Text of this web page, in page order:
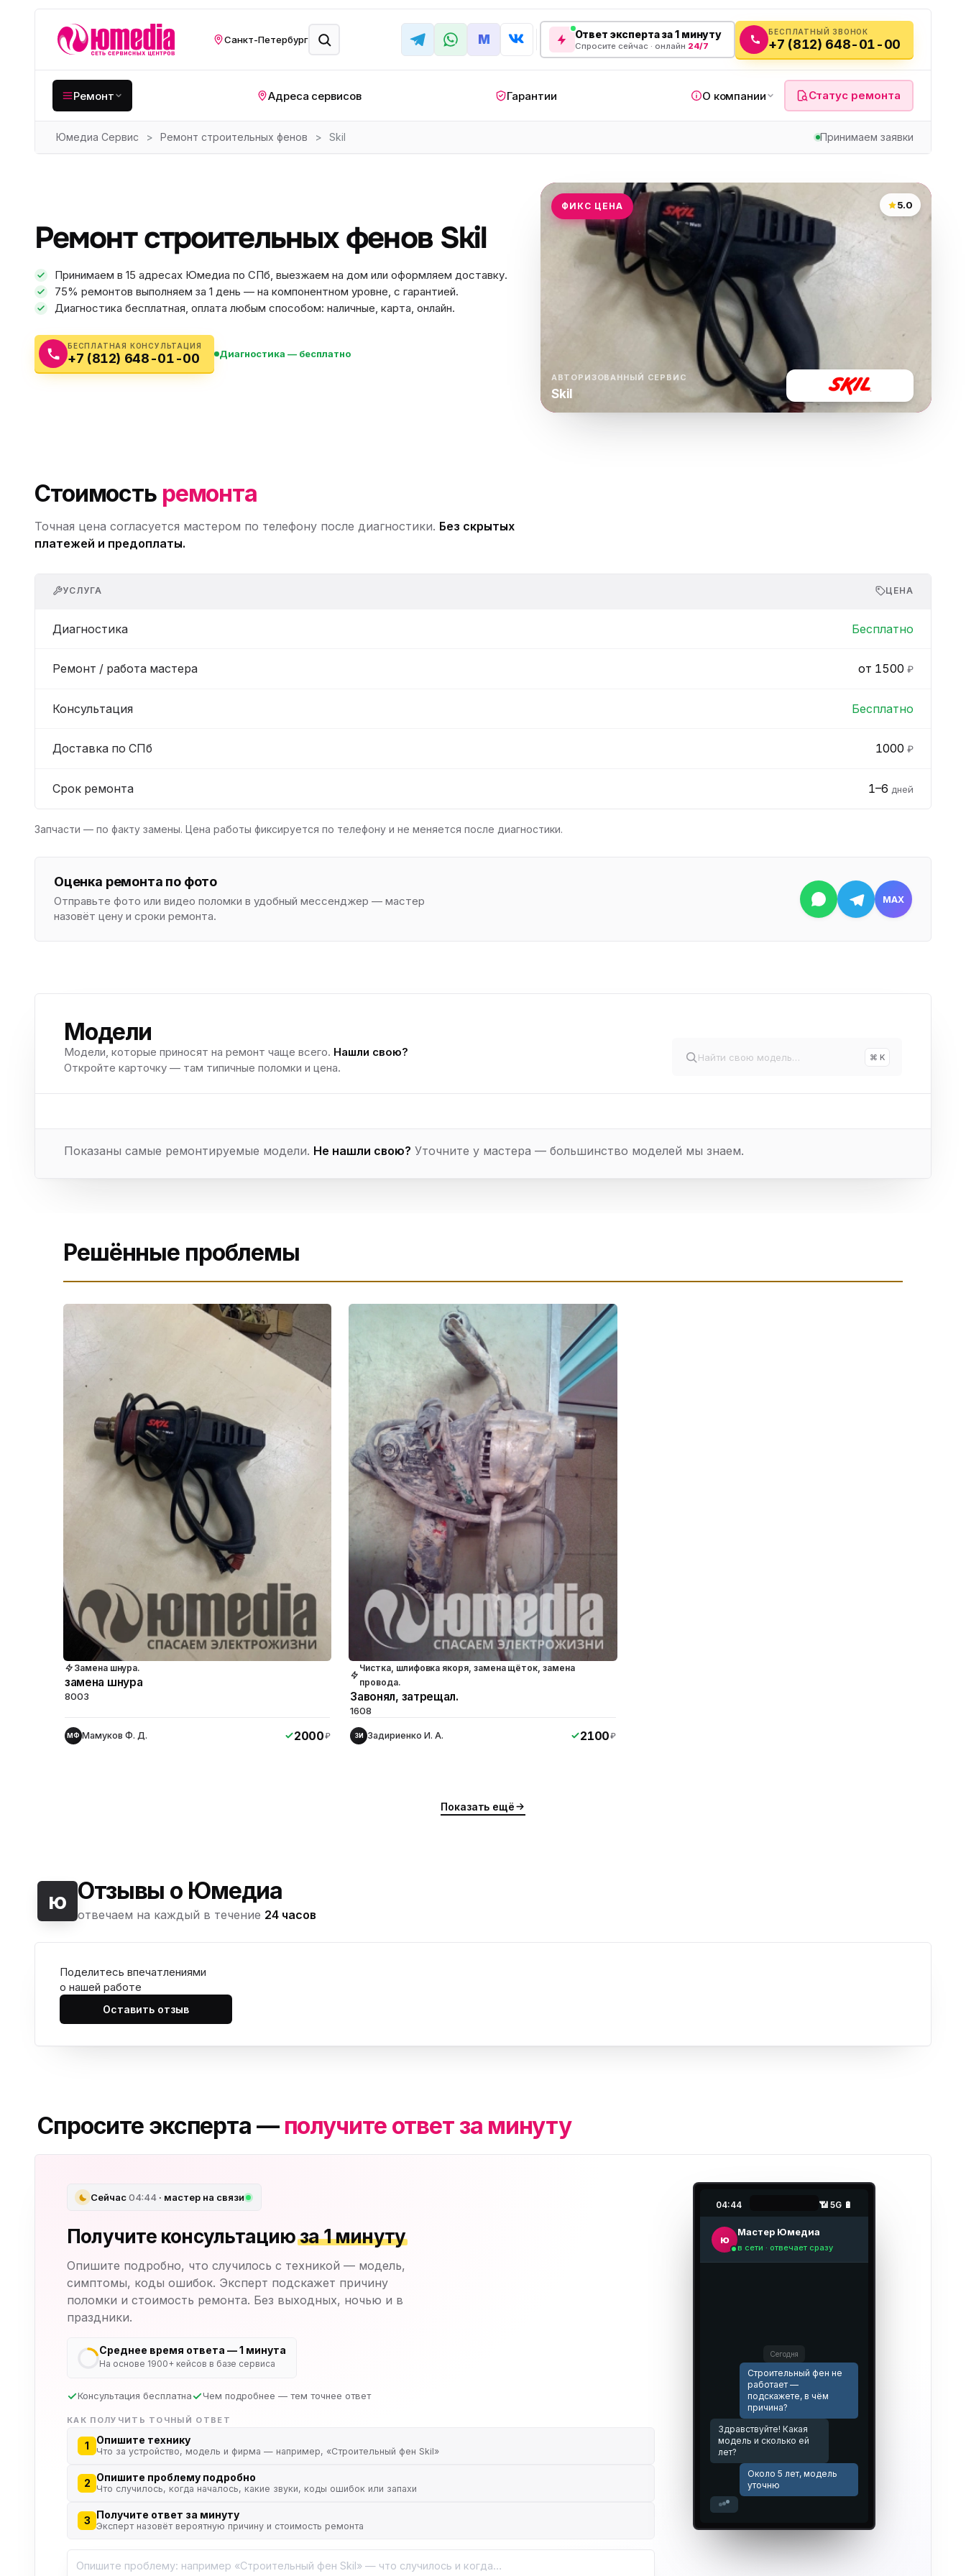
Санкт-Петербург M Ответ эксперта за 1 минуту
Спросите сейчас · онлайн 24/7
БЕСПЛАТНЫЙ ЗВОНОК
+7 (812) 648-01-00
Ремонт
Крупная бытовая
Компьютерная техника
Фототехника
Электроинструмент
Бензотехника
Посудомоечная
машина
Газовая плита Варочная панель Беговая дорожка
Духовой шкаф
Холодильная
камера
Холодильный шкаф Встраиваемая свч
Отопительный
Кулер для воды
Адреса сервисов Гарантии О компании Статус ремонта
Юмедиа Сервис > Ремонт строительных фенов > Skil Принимаем заявки
Ремонт строительных фенов Skil
Принимаем в 15 адресах Юмедиа по СПб, выезжаем на дом или оформляем доставку.
75% ремонтов выполняем за 1 день — на компонентном уровне, с гарантией.
Диагностика бесплатная, оплата любым способом: наличные, карта, онлайн.
БЕСПЛАТНАЯ КОНСУЛЬТАЦИЯ
+7 (812) 648-01-00 Диагностика — бесплатно
ФИКС ЦЕНА 5.0
АВТОРИЗОВАННЫЙ СЕРВИС
Skil
Стоимость ремонта
Точная цена согласуется мастером по телефону после диагностики. Без скрытых
платежей и предоплаты.
УСЛУГА ЦЕНА
Диагностика Бесплатно
Ремонт / работа мастера от 1500 ₽
Консультация Бесплатно
Доставка по СПб 1000 ₽
Срок ремонта 1–6 дней
Запчасти — по факту замены. Цена работы фиксируется по телефону и не меняется после диагностики.
Оценка ремонта по фото
Отправьте фото или видео поломки в удобный мессенджер — мастер
назовёт цену и сроки ремонта.
MAX
Модели
Модели, которые приносят на ремонт чаще всего. Нашли свою?
Откройте карточку — там типичные поломки и цена.
⌘ K
Показаны самые ремонтируемые модели. Не нашли свою? Уточните у мастера — большинство моделей мы знаем.
Решённые проблемы
Замена шнура.
замена шнура
8003
МФ Мамуков Ф. Д. 2000₽
Чистка, шлифовка якоря, замена щёток, замена
провода.
Завонял, затрещал.
1608
ЗИ Задириенко И. А. 2100₽
Показать ещё
ю Отзывы о Юмедиа
отвечаем на каждый в течение 24 часов
Поделитесь впечатлениями
о нашей работе
Оставить отзыв
Спросите эксперта — получите ответ за минуту
Сейчас04:44 · мастер на связи
Получите консультациюза 1 минуту
Опишите подробно, что случилось с техникой — модель,
симптомы, коды ошибок. Эксперт подскажет причину
поломки и стоимость ремонта. Без выходных, ночью и в
праздники.
Среднее время ответа — 1 минута
На основе 1900+ кейсов в базе сервиса
Консультация бесплатна Чем подробнее — тем точнее ответ
КАК ПОЛУЧИТЬ ТОЧНЫЙ ОТВЕТ
1 Опишите технику
Что за устройство, модель и фирма — например, «Строительный фен Skil»
2 Опишите проблему подробно
Что случилось, когда началось, какие звуки, коды ошибок или запахи
3 Получите ответ за минуту
Эксперт назовёт вероятную причину и стоимость ремонта
04:44 📶 5G 🔋
ю
Мастер Юмедиа
в сети · отвечает сразу
модель и сколько ей
Около 5 лет, модель
уточню
Похоже на типовую
поломку. Точную
причину и стоимость
назовём после
бесплатной
диагностики.
Привозите в любой
наш сервис в СПб 👍